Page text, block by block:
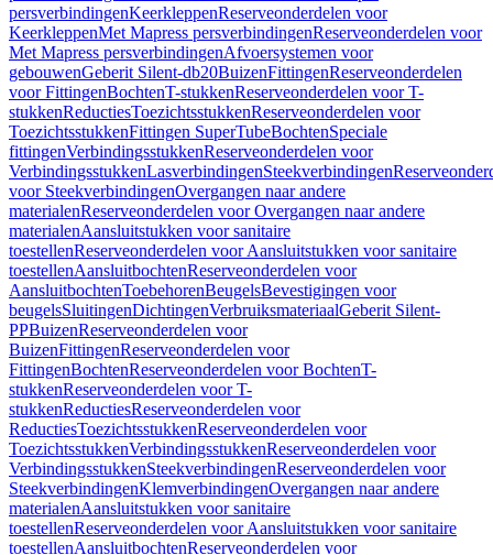
persverbindingenKeerkleppenReserveonderdelen voor
KeerkleppenMet Mapress persverbindingenReserveonderdelen voor
Met Mapress persverbindingenAfvoersystemen voor
gebouwenGeberit Silent-db20BuizenFittingenReserveonderdelen
voor FittingenBochtenT-stukkenReserveonderdelen voor T-
stukkenReductiesToezichtsstukkenReserveonderdelen voor
ToezichtsstukkenFittingen SuperTubeBochtenSpeciale
fittingenVerbindingsstukkenReserveonderdelen voor
VerbindingsstukkenLasverbindingenSteekverbindingen
voor SteekverbindingenOvergangen naar andere
materialenReserveonderdelen voor Overgangen naar andere
materialenAansluitstukken voor sanitaire
toestellenReserveonderdelen voor Aansluitstukken voor sanitaire
toestellenAansluitbochtenReserveonderdelen voor
AansluitbochtenToebehorenBeugelsBevestigingen voor
beugelsSluitingenDichtingenVerbruiksmateriaalGeberit Silent-
PPBuizenReserveonderdelen voor
BuizenFittingenReserveonderdelen voor
FittingenBochtenReserveonderdelen voor BochtenT-
stukkenReserveonderdelen voor T-
stukkenReductiesReserveonderdelen voor
ReductiesToezichtsstukkenReserveonderdelen voor
ToezichtsstukkenVerbindingsstukkenReserveonderdelen voor
VerbindingsstukkenSteekverbindingenReserveonderdelen voor
SteekverbindingenKlemverbindingenOvergangen naar andere
materialenAansluitstukken voor sanitaire
toestellenReserveonderdelen voor Aansluitstukken voor sanitaire
toestellenAansluitbochtenReserveonderdelen voor